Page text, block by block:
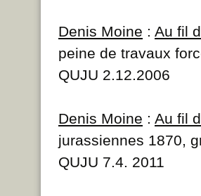
Denis Moine : Au fil
peine de travaux
QUJU 2.12.2006
Denis Moine : Au fil
jurassiennes 1870,
QUJU 7.4. 2011